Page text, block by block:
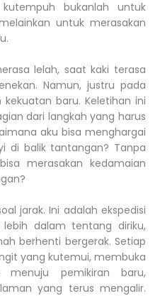
bukanlah untuk
untuk merasakan
lelah, saat kaki terasa
Namun, justru pada
baru. Keletihan ini
dari langkah yang harus
aku bisa menghargai
di balik tantangan? Tanpa
merasakan kedamaian
jarak. Ini adalah ekspedisi
dalam tentang diriku,
berhenti bergerak. Setiap
yang kutemui, membuka
pemikiran baru,
yang terus mengalir.